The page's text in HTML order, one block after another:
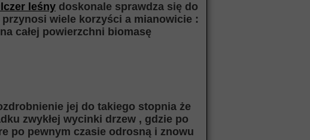
leśny doskonale sprawdza się do
przynosi wiele korzyści a mianowicie :
całej powierzchni biomasę
jej do takiego stopnia że
zwykłej wycinki drzew , gdzie po
po pewnym czasie odrosną i znowu